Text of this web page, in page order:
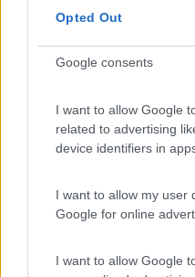
Opted Out
Google consents
I want to allow Google
related to advertising
device identifiers in
I want to allow my user
Google for online
I want to allow Google
fosse possibile ripararla, non
qualcuno ma nulla da fare)
Modificato da Cagietto il 26/02/
speedy13
796
Inserito il26/02/2022 alle:
prova a vedere se in queste